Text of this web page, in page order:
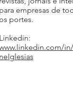
para empresas de
portes.
Linkedin:
neIglesias